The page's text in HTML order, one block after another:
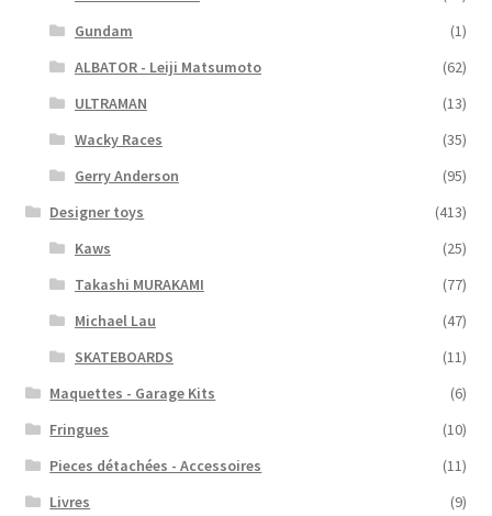
Gundam
(1)
ALBATOR - Leiji Matsumoto
(62)
ULTRAMAN
(13)
Wacky Races
(35)
Gerry Anderson
(95)
Designer toys
(413)
Kaws
(25)
Takashi MURAKAMI
(77)
Michael Lau
(47)
SKATEBOARDS
(11)
Maquettes - Garage Kits
(6)
Fringues
(10)
Pieces détachées - Accessoires
(11)
Livres
(9)